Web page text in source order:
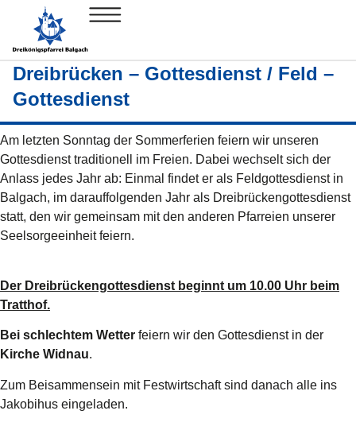
Dreibrücken – Gottesdienst / Feld –
Gottesdienst
Am letzten Sonntag der Sommerferien feiern wir unseren
Gottesdienst traditionell im Freien. Dabei wechselt sich der
Anlass jedes Jahr ab: Einmal findet er als Feldgottesdienst in
Balgach, im darauffolgenden Jahr als Dreibrückengottesdienst
statt, den wir gemeinsam mit den anderen Pfarreien unserer
Seelsorgeeinheit feiern.
Der Dreibrückengottesdienst beginnt um 10.00 Uhr beim
Tratthof.
Bei schlechtem Wetter feiern wir den Gottesdienst in der
Kirche Widnau.
Zum Beisammensein mit Festwirtschaft sind danach alle ins
Jakobihus eingeladen.